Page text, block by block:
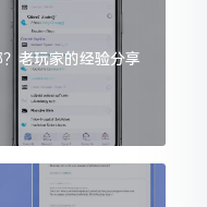
老玩家的经验分享